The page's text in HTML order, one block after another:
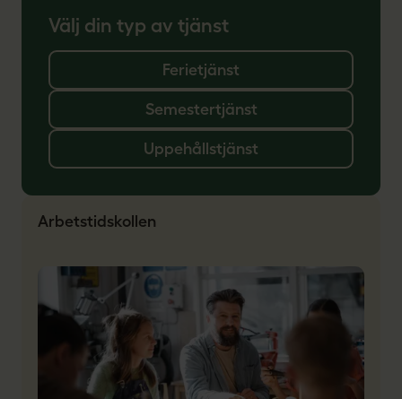
Välj din typ av tjänst
Ferietjänst
Semestertjänst
Uppehållstjänst
Arbetstidskollen